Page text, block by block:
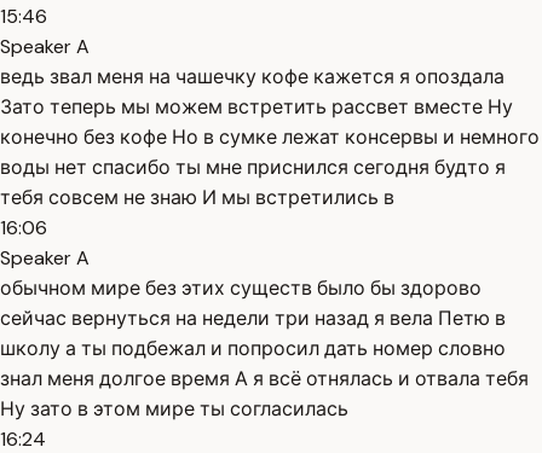
15:46
Speaker A
ведь звал меня на чашечку кофе кажется я опоздала
Зато теперь мы можем встретить рассвет вместе Ну
конечно без кофе Но в сумке лежат консервы и немного
воды нет спасибо ты мне приснился сегодня будто я
тебя совсем не знаю И мы встретились в
16:06
Speaker A
обычном мире без этих существ было бы здорово
сейчас вернуться на недели три назад я вела Петю в
школу а ты подбежал и попросил дать номер словно
знал меня долгое время А я всё отнялась и отвала тебя
Ну зато в этом мире ты согласилась
16:24